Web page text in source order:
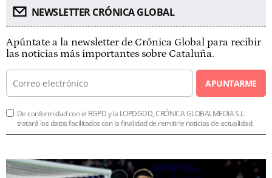
NEWSLETTER CRÓNICA GLOBAL
Apúntate a la newsletter de Crónica Global para recibir
las noticias más importantes sobre Cataluña.
APUNTARME
De conformidad con el RGPD y la LOPDGDD, CRÓNICA GLOBALMEDIA S.L.
tratará los datos facilitados con la finalidad de remitirle noticias de actualidad.